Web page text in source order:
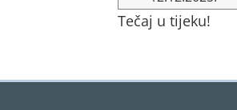
Tečaj u tijeku!